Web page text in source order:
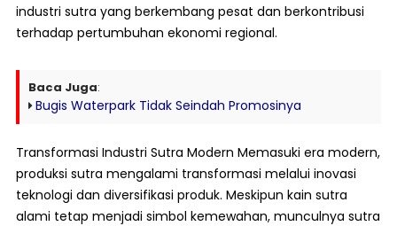
industri sutra yang berkembang pesat dan berkontribusi
terhadap pertumbuhan ekonomi regional.
Baca Juga:
Bugis Waterpark Tidak Seindah Promosinya
Transformasi Industri Sutra Modern Memasuki era modern,
produksi sutra mengalami transformasi melalui inovasi
teknologi dan diversifikasi produk. Meskipun kain sutra
alami tetap menjadi simbol kemewahan, munculnya sutra